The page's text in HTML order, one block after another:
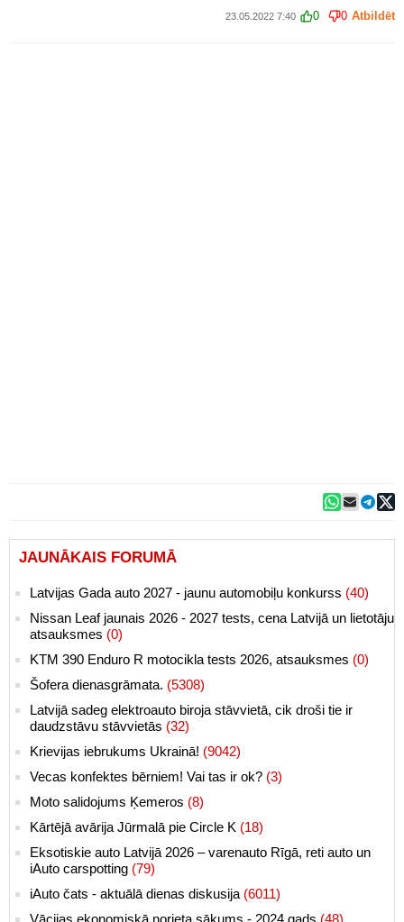
23.05.2022 7:40 0 0 Atbildēt
JAUNĀKAIS FORUMĀ
Latvijas Gada auto 2027 - jaunu automobiļu konkurss (40)
Nissan Leaf jaunais 2026 - 2027 tests, cena Latvijā un lietotāju
atsauksmes (0)
KTM 390 Enduro R motocikla tests 2026, atsauksmes (0)
Šofera dienasgrāmata. (5308)
Latvijā sadeg elektroauto biroja stāvvietā, cik droši tie ir
daudzstāvu stāvvietās (32)
Krievijas iebrukums Ukrainā! (9042)
Vecas konfektes bērniem! Vai tas ir ok? (3)
Moto salidojums Ķemeros (8)
Kārtējā avārija Jūrmalā pie Circle K (18)
Eksotiskie auto Latvijā 2026 – varenauto Rīgā, reti auto un
iAuto carspotting (79)
iAuto čats - aktuālā dienas diskusija (6011)
Vācijas ekonomiskā norieta sākums - 2024.gads (48)